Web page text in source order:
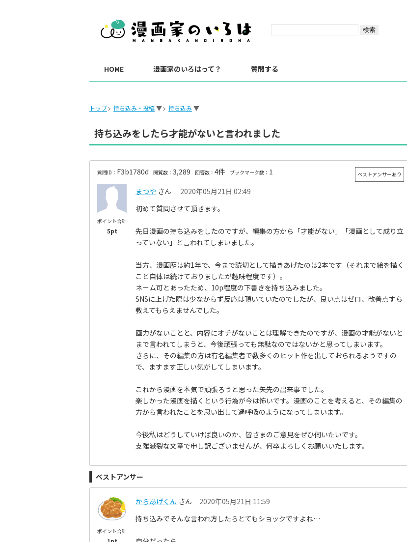
HOME 漫画家のいろはって？ 質問する
トップ 持ち込み・投稿▼ 持ち込み ▼
持ち込みをしたら才能がないと言われました
質問ID： F3b1780d 閲覧数： 3,289 回答数： 4件 ブックマーク数： 1 ベストアンサーあり
ポイント合計
5pt
まつや さん
2020年05月21日 02:49
初めて質問させて頂きます。
先日漫画の持ち込みをしたのですが、編集の方から「才能がない」「漫画として成り立
っていない」と言われてしまいました。
当方、漫画歴は約1年で、今まで読切として描きあげたのは2本です（それまで絵を描く
こと自体は続けておりましたが趣味程度です）。
ネーム可とあったため、10p程度の下書きを持ち込みました。
SNSに上げた際は少なからず反応は頂いていたのでしたが、良い点はゼロ、改善点すら
教えてもらえませんでした。
画力がないことと、内容にオチがないことは理解できたのですが、漫画の才能がないと
まで言われてしまうと、今後頑張っても無駄なのではないかと思ってしまいます。
さらに、その編集の方は有名編集者で数多くのヒット作を出しておられるようですの
で、ますます正しい気がしてしまいます。
これから漫画を本気で頑張ろうと思った矢先の出来事でした。
楽しかった漫画を描くという行為が今は怖いです。漫画のことを考えると、その編集の
方から言われたことを思い出して過呼吸のようになってしまいます。
今後私はどうしていけば良いのか、皆さまのご意見をぜひ伺いたいです。
支離滅裂な文章で申し訳ございませんが、何卒よろしくお願いいたします。
ベストアンサー
ポイント合計
からあげくん さん
2020年05月21日 11:59
持ち込みでそんな言われ方したらとてもショックですよね…